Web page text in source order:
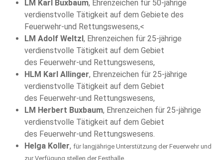
LM Karl Buxbaum, Ehrenzeichen für 50-jährige
verdienstvolle Tätigkeit auf dem Gebiete des
Feuerwehr-und Rettungswesens,<
LM Adolf Weltzl, Ehrenzeichen für 25-jährige
verdienstvolle Tätigkeit auf dem Gebiet
des Feuerwehr-und Rettungswesens,
HLM Karl Allinger, Ehrenzeichen für 25-jährige
verdienstvolle Tätigkeit auf dem Gebiet
des Feuerwehr-und Rettungswesens,
LM Herbert Buxbaum, Ehrenzeichen für 25-jährige
verdienstvolle Tätigkeit auf dem Gebiet
des Feuerwehr-und Rettungswesens.
Helga Koller, für langjährige Unterstützung der Feuerwehr und
zur Verfügung stellen der Festhalle,